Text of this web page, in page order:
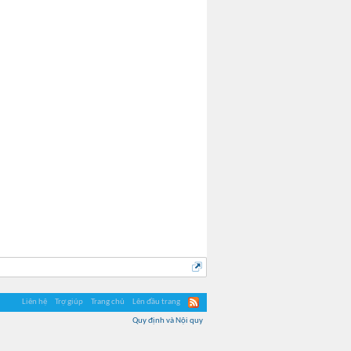
Liên hệ Trợ giúp Trang chủ Lên đầu trang
Quy định và Nội quy